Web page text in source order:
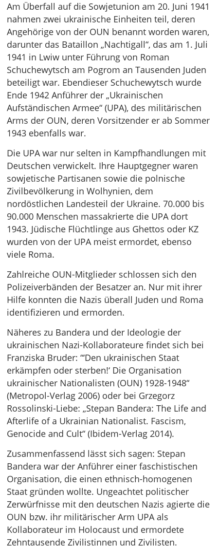
Am Überfall auf die Sowjetunion am 20. Juni 1941
nahmen zwei ukrainische Einheiten teil, deren
Angehörige von der OUN benannt worden waren,
darunter das Bataillon „Nachtigall“, das am 1. Juli
1941 in Lwiw unter Führung von Roman
Schuchewytsch am Pogrom an Tausenden Juden
beteiligt war. Ebendieser Schuchewytsch wurde
Ende 1942 Anführer der „Ukrainischen
Aufständischen Armee“ (UPA), des militärischen
Arms der OUN, deren Vorsitzender er ab Sommer
1943 ebenfalls war.
Die UPA war nur selten in Kampfhandlungen mit
Deutschen verwickelt. Ihre Hauptgegner waren
sowjetische Partisanen sowie die polnische
Zivilbevölkerung in Wolhynien, dem
nordöstlichen Landesteil der Ukraine. 70.000 bis
90.000 Menschen massakrierte die UPA dort
1943. Jüdische Flüchtlinge aus Ghettos oder KZ
wurden von der UPA meist ermordet, ebenso
viele Roma.
Zahlreiche OUN-Mitglieder schlossen sich den
Polizeiverbänden der Besatzer an. Nur mit ihrer
Hilfe konnten die Nazis überall Juden und Roma
identifizieren und ermorden.
Näheres zu Bandera und der Ideologie der
ukrainischen Nazi-Kollaborateure findet sich bei
Franziska Bruder: “‘Den ukrainischen Staat
erkämpfen oder sterben!‘ Die Organisation
ukrainischer Nationalisten (OUN) 1928-1948“
(Metropol-Verlag 2006) oder bei Grzegorz
Rossolinski-Liebe: „Stepan Bandera: The Life and
Afterlife of a Ukrainian Nationalist. Fascism,
Genocide and Cult“ (Ibidem-Verlag 2014).
Zusammenfassend lässt sich sagen: Stepan
Bandera war der Anführer einer faschistischen
Organisation, die einen ethnisch-homogenen
Staat gründen wollte. Ungeachtet politischer
Zerwürfnisse mit den deutschen Nazis agierte die
OUN bzw. ihr militärischer Arm UPA als
Kollaborateur im Holocaust und ermordete
Zehntausende Zivilistinnen und Zivilisten.